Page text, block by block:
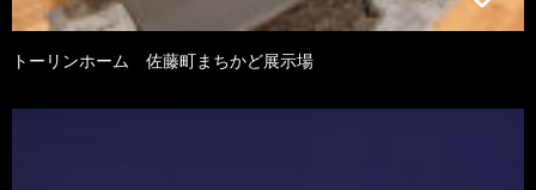
トーリンホーム 佐藤町まちかど展示場